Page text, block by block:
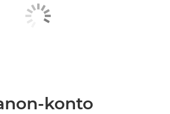
konto